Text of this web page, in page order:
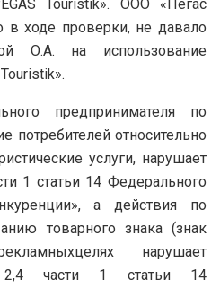
Touristik».
ООО «Пегас
в ходе проверки, не давало
О.А. на использование
».
предпринимателя по
относительно
услуги, нарушает
1 статьи 14 Федерального
а действия по
товарного знака (знак
целях нарушает
2,4 части 1 статьи 14